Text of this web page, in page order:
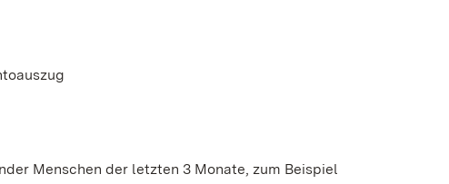
Menschen der letzten 3 Monate, zum Beispiel